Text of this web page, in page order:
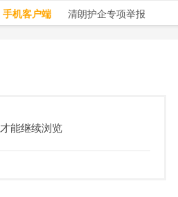
手机客户端 清朗护企专项举报
能继续浏览